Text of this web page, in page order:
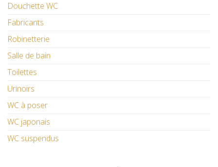
Douchette WC
Fabricants
Robinetterie
Salle de bain
Toilettes
Urinoirs
WC à poser
WC japonais
WC suspendus